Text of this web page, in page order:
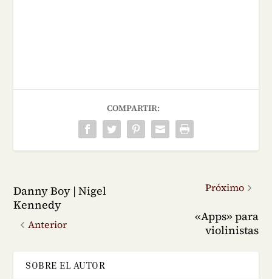
COMPARTIR:
Danny Boy | Nigel
Kennedy
Anterior
Próximo
«Apps» para
violinistas
SOBRE EL AUTOR